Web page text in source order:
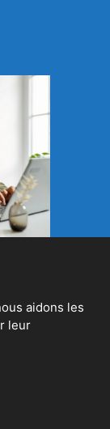
aidons les
leur